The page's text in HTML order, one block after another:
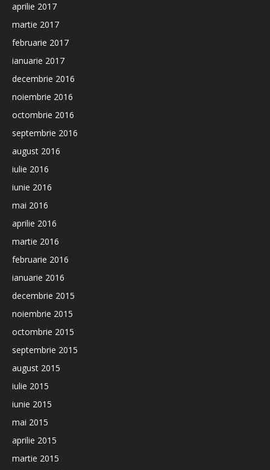
aprilie 2017
martie 2017
februarie 2017
ianuarie 2017
decembrie 2016
noiembrie 2016
octombrie 2016
septembrie 2016
august 2016
iulie 2016
iunie 2016
mai 2016
aprilie 2016
martie 2016
februarie 2016
ianuarie 2016
decembrie 2015
noiembrie 2015
octombrie 2015
septembrie 2015
august 2015
iulie 2015
iunie 2015
mai 2015
aprilie 2015
martie 2015